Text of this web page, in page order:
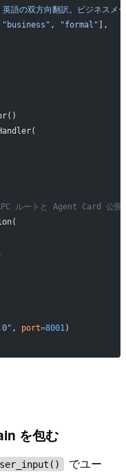
語の双方向翻訳。ビジネスメ
"business" , "formal" ],
ルートと Agent Card 公開
, port=8001)
を包む
でユー